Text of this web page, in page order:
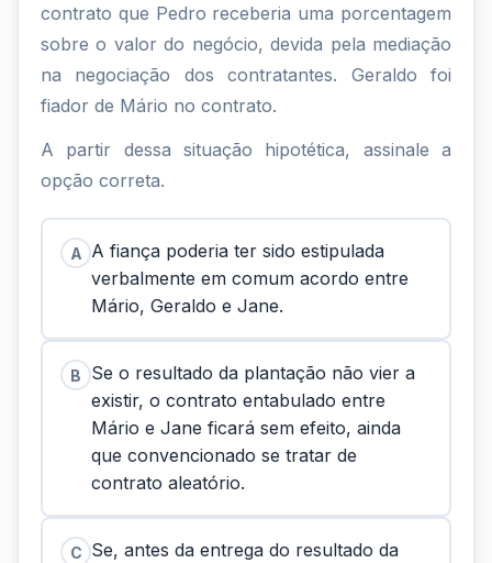
contrato que Pedro receberia uma porcentagem
sobre o valor do negócio, devida pela mediação
na negociação dos contratantes. Geraldo foi
fiador de Mário no contrato.
A partir dessa situação hipotética, assinale a
opção correta.
A A fiança poderia ter sido estipulada
verbalmente em comum acordo entre
Mário, Geraldo e Jane.
B
Se o resultado da plantação não vier a
existir, o contrato entabulado entre
Mário e Jane ficará sem efeito, ainda
que convencionado se tratar de
contrato aleatório.
C Se, antes da entrega do resultado da